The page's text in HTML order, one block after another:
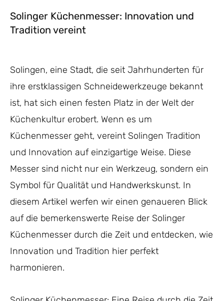
Solinger Küchenmesser: Innovation und
Tradition vereint
Solingen, eine Stadt, die seit Jahrhunderten für
ihre erstklassigen Schneidewerkzeuge bekannt
ist, hat sich einen festen Platz in der Welt der
Küchenkultur erobert. Wenn es um
Küchenmesser geht, vereint Solingen Tradition
und Innovation auf einzigartige Weise. Diese
Messer sind nicht nur ein Werkzeug, sondern ein
Symbol für Qualität und Handwerkskunst. In
diesem Artikel werfen wir einen genaueren Blick
auf die bemerkenswerte Reise der Solinger
Küchenmesser durch die Zeit und entdecken, wie
Innovation und Tradition hier perfekt
harmonieren.